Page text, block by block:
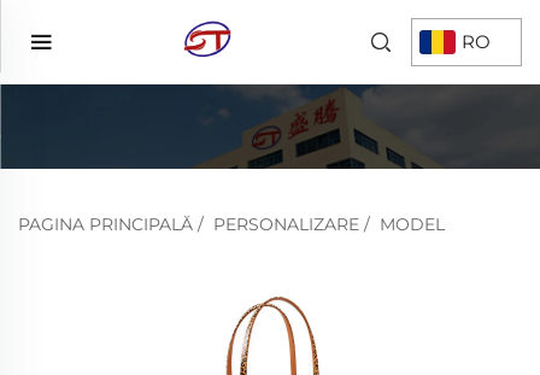
RO
PAGINA PRINCIPALĂ / PERSONALIZARE / MODEL